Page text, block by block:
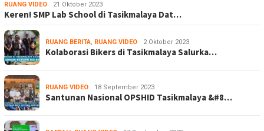
RUANG VIDEO 21 Oktober 2023
Keren! SMP Lab School di Tasikmalaya Dat…
RUANG BERITA, RUANG VIDEO 2 Oktober 2023
Kolaborasi Bikers di Tasikmalaya Salurka…
RUANG VIDEO 18 September 2023
Santunan Nasional OPSHID Tasikmalaya &#8…